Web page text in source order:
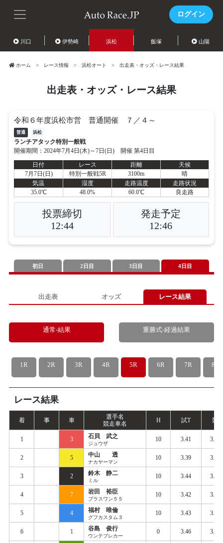
ログイン
川口 伊勢崎 浜松 飯塚 山陽
ホーム レース情報 浜松オート 出走表・オッズ・レース結果
出走表・オッズ・レース結果
令和６年度浜松市営 普通開催 ７／４～
普通 浜松
ランチアタック特別一般戦
開催期間：2024年7月4日(木)～7日(日) 開催 第4日目
日付
レース 距離
天候
7月7日(日)
特別一般戦5R 3100m
晴
気温
湿度 走路温度
走路状況
35.0℃
48.0% 60.0℃ 良走路
投票締切
12:44
発走予定
12:46
初日 2日目 3日目 4日目
出走表 オッズ レース結果
通常-結果 重勝式-経過結果
1R 2R 3R 4R 5R 6R 7R 8R
レース結果
着 事 車
選手名
競走車名
H 試T 競
1 3 石貝 武之
ジュウザ
10 3.41 3.508
2 5 中山 透
ナカヤーマン
10 3.39 3.508
3 2 鈴木 静二
ミル
10 3.44 3.514
4 7 岩田 裕臣
プラスワン５５
10 3.42 3.518
5 4 福村 唯倫
グフカスタム３
10 3.43 3.521
6 1 谷島 俊行
ウンテブレカー
0 3.46 3.535